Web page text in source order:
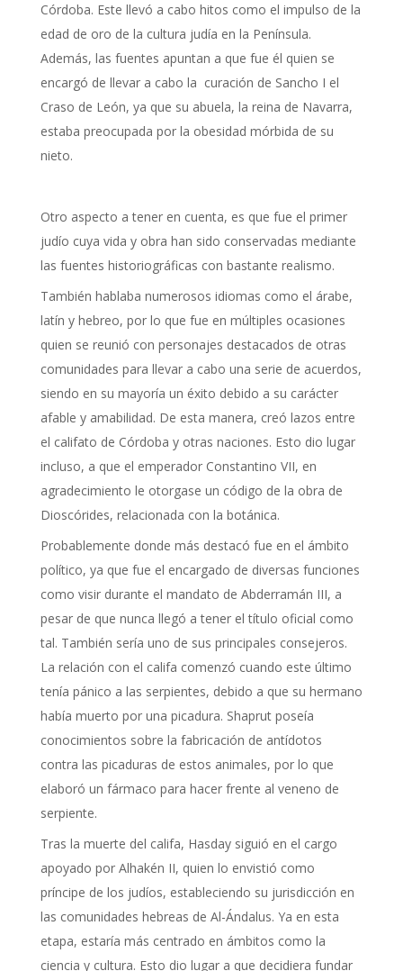
Córdoba. Este llevó a cabo hitos como el impulso de la
edad de oro de la cultura judía en la Península.
Además, las fuentes apuntan a que fue él quien se
encargó de llevar a cabo la curación de Sancho I el
Craso de León, ya que su abuela, la reina de Navarra,
estaba preocupada por la obesidad mórbida de su
nieto.
Otro aspecto a tener en cuenta, es que fue el primer
judío cuya vida y obra han sido conservadas mediante
las fuentes historiográficas con bastante realismo.
También hablaba numerosos idiomas como el árabe,
latín y hebreo, por lo que fue en múltiples ocasiones
quien se reunió con personajes destacados de otras
comunidades para llevar a cabo una serie de acuerdos,
siendo en su mayoría un éxito debido a su carácter
afable y amabilidad. De esta manera, creó lazos entre
el califato de Córdoba y otras naciones. Esto dio lugar
incluso, a que el emperador Constantino VII, en
agradecimiento le otorgase un código de la obra de
Dioscórides, relacionada con la botánica.
Probablemente donde más destacó fue en el ámbito
político, ya que fue el encargado de diversas funciones
como visir durante el mandato de Abderramán III, a
pesar de que nunca llegó a tener el título oficial como
tal. También sería uno de sus principales consejeros.
La relación con el califa comenzó cuando este último
tenía pánico a las serpientes, debido a que su hermano
había muerto por una picadura. Shaprut poseía
conocimientos sobre la fabricación de antídotos
contra las picaduras de estos animales, por lo que
elaboró un fármaco para hacer frente al veneno de
serpiente.
Tras la muerte del califa, Hasday siguió en el cargo
apoyado por Alhakén II, quien lo envistió como
príncipe de los judíos, estableciendo su jurisdicción en
las comunidades hebreas de Al-Ándalus. Ya en esta
etapa, estaría más centrado en ámbitos como la
ciencia y cultura. Esto dio lugar a que decidiera fundar